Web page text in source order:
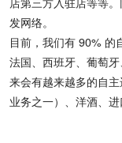
发网络。
目前，我们有 90% 的
法国、西班牙、葡萄
来会有越来越多的自
业务之一）、洋酒、进